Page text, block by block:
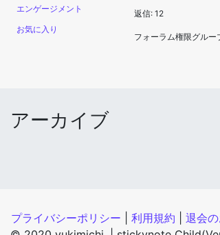
エンゲージメント
お気に入り
返信: 12
フォーラム権限グルー
アーカイブ
プライバシーポリシー 利用規約 退会